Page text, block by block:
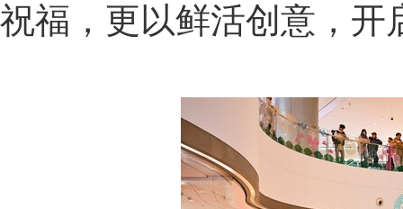
祝福，更以鲜活创意，开